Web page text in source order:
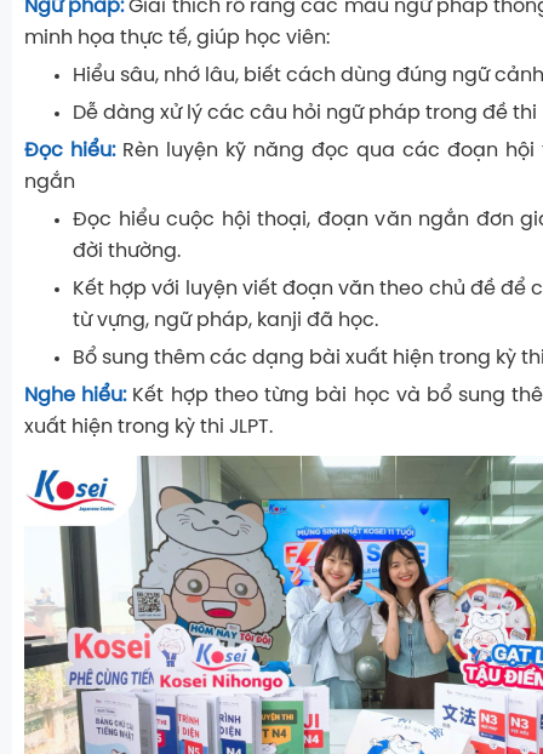
Ngữ pháp:Giải thích rõ ràng các mẫu ngữ pháp
minh họa thực tế, giúp học viên:
Hiểu sâu, nhớ lâu, biết cách dùng đúng ngữ cảnh
Dễ dàng xử lý các câu hỏi ngữ pháp trong đề thi
Đọc hiểu: Rèn luyện kỹ năng đọc qua các đoạn
ngắn
Đọc hiểu cuộc hội thoại, đoạn văn ngắn đơn
đời thường.
Kết hợp với luyện viết đoạn văn theo chủ đề để
từ vựng, ngữ pháp, kanji đã học.
Bổ sung thêm các dạng bài xuất hiện trong kỳ thi
Nghe hiểu: Kết hợp theo từng bài học và bổ sung
xuất hiện trong kỳ thi JLPT.